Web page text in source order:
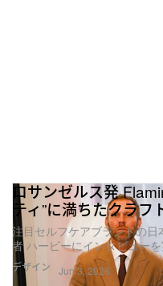
デザイン
ロサンゼルス発
ティ”に満ちたクラ
注目セルフケアブランドの
者 ハービーにインタビュー
Jun 3, 2026